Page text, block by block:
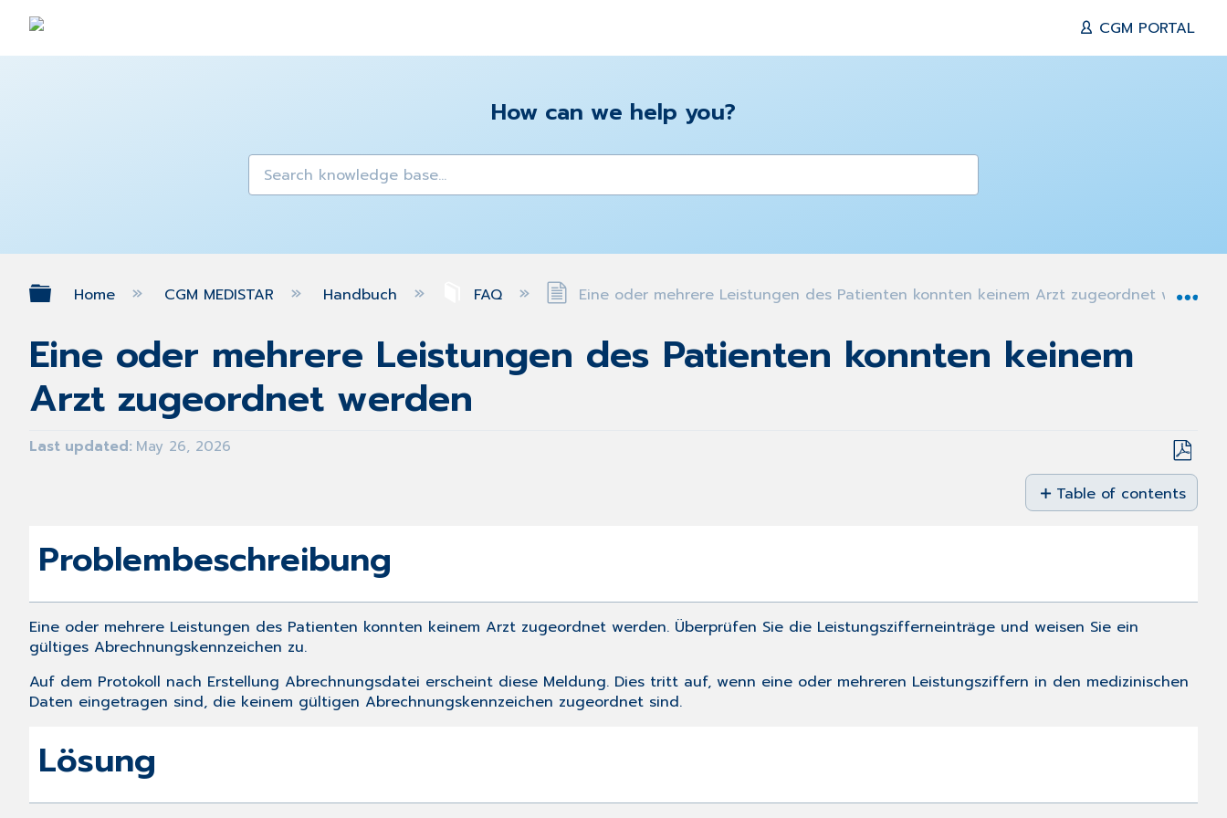
CGM PORTAL
How can we help you?
Expand/collapse global hierarchy
Home CGM MEDISTAR Handbuch FAQ Eine oder mehrere Leistungen des Patienten konnten keinem Arzt zugeordnet werden
Eine oder mehrere Leistungen des Patienten konnten keinem
Arzt zugeordnet werden
Last updated May 26, 2026
Save
as
PDF
Table of contents
Problembeschreibung
Eine oder mehrere Leistungen des Patienten konnten keinem Arzt zugeordnet werden. Überprüfen Sie die Leistungszifferneinträge und weisen Sie ein
gültiges Abrechnungskennzeichen zu.
Auf dem Protokoll nach Erstellung Abrechnungsdatei erscheint diese Meldung. Dies tritt auf, wenn eine oder mehreren Leistungsziffern in den medizinischen
Daten eingetragen sind, die keinem gültigen Abrechnungskennzeichen zugeordnet sind.
Lösung